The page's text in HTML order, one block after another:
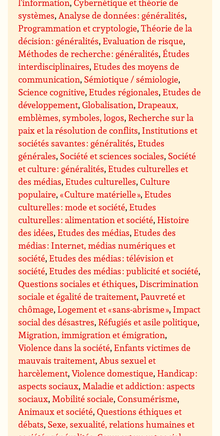
l’information,Cybernétique et théorie de
systèmes,Analyse de données : généralités,
Programmation et cryptologie,Théorie de la
décision : généralités,Evaluation de risque,
Méthodes de recherche : généralités,Études
interdisciplinaires,Etudes des moyens de
communication, Sémiotique / sémiologie,
Science cognitive,Etudes régionales,Etudes de
développement,Globalisation,Drapeaux,
emblèmes, symboles, logos,Recherche sur la
paix et la résolution de conflits, Institutions et
sociétés savantes : généralités,Etudes
générales, Société et sciences sociales, Société
et culture : généralités,Etudes culturelles et
des médias,Etudes culturelles,Culture
populaire,« Culture matérielle »,Etudes
culturelles : mode et société,Etudes
culturelles : alimentation et société,Histoire
des idées,Etudes des médias,Etudes des
médias : Internet, médias numériques et
société,Etudes des médias : télévision et
société,Etudes des médias : publicité et société,
Questions sociales et éthiques,Discrimination
sociale et égalité de traitement,Pauvreté et
chômage,Logement et « sans-abrisme », Impact
social des désastres,Réfugiés et asile politique,
Migration, immigration et émigration,
Violence dans la société,Enfants victimes de
mauvais traitement,Abus sexuel et
harcèlement,Violence domestique,Handicap :
aspects sociaux,Maladie et addiction : aspects
sociaux,Mobilité sociale,Consumérisme,
Animaux et société,Questions éthiques et
débats, Sexe, sexualité, relations humaines et